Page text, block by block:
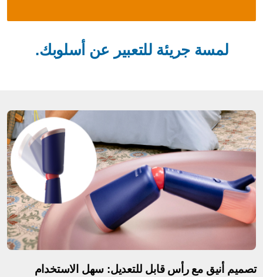
لمسة جريئة للتعبير عن أسلوبك.
تصميم أنيق مع رأس قابل للتعديل: سهل الاستخدام